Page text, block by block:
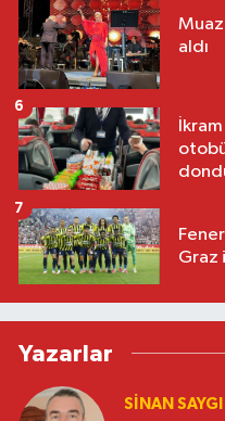
aldı
6
Graz
7
Yazarlar
SINAN SAYGI